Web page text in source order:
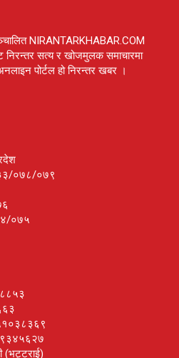
NIRANTARKHABAR.COM
निरन्तर सत्य र खोजमुलक समाचारमा
पोर्टल हो निरन्तर खबर ।
०७८/०७९
०७५
(भट्टराई)